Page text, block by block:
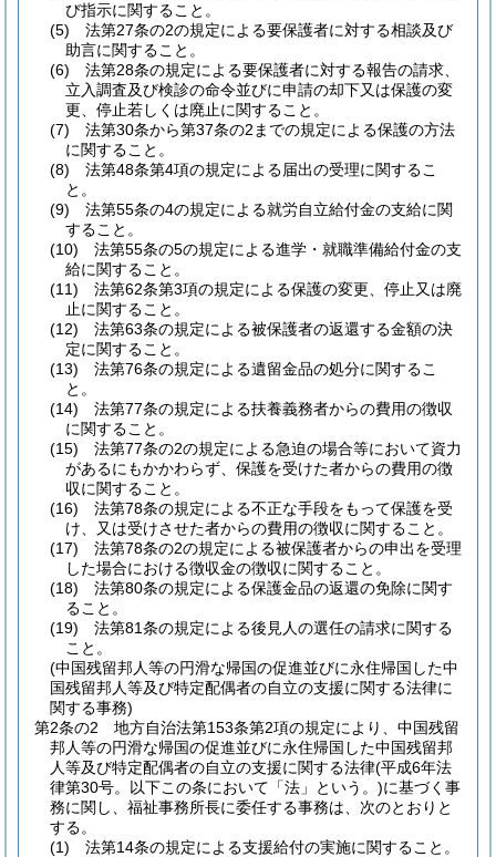
び指示に関すること。
(5)
法第27条の2の規定による要保護者に対する相談及び
助言に関すること。
(6)
法第28条の規定による要保護者に対する報告の請求、
立入調査及び検診の命令並びに申請の却下又は保護の変
更、停止若しくは廃止に関すること。
(7)
法第30条から第37条の2までの規定による保護の方法
に関すること。
(8)
法第48条第4項の規定による届出の受理に関するこ
と。
(9)
法第55条の4の規定による就労自立給付金の支給に関
すること。
(10)
法第55条の5の規定による進学・就職準備給付金の支
給に関すること。
(11)
法第62条第3項の規定による保護の変更、停止又は廃
止に関すること。
(12)
法第63条の規定による被保護者の返還する金額の決
定に関すること。
(13)
法第76条の規定による遺留金品の処分に関するこ
と。
(14)
法第77条の規定による扶養義務者からの費用の徴収
に関すること。
(15)
法第77条の2の規定による急迫の場合等において資力
があるにもかかわらず、保護を受けた者からの費用の徴
収に関すること。
(16)
法第78条の規定による不正な手段をもって保護を受
け、又は受けさせた者からの費用の徴収に関すること。
(17)
法第78条の2の規定による被保護者からの申出を受理
した場合における徴収金の徴収に関すること。
(18)
法第80条の規定による保護金品の返還の免除に関す
ること。
(19)
法第81条の規定による後見人の選任の請求に関する
こと。
(中国残留邦人等の円滑な帰国の促進並びに永住帰国した中
国残留邦人等及び特定配偶者の自立の支援に関する法律に
関する事務)
第2条の2
地方自治法第153条第2項の規定により、中国残留
邦人等の円滑な帰国の促進並びに永住帰国した中国残留邦
人等及び特定配偶者の自立の支援に関する法律(平成6年法
律第30号。以下この条において「法」という。)に基づく事
務に関し、福祉事務所長に委任する事務は、次のとおりと
する。
(1)
法第14条の規定による支援給付の実施に関すること。